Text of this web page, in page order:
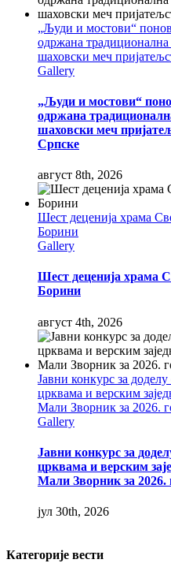
„Људи и мостови“
одржана
шаховски меч
Gallery
„Људи и мостови“
одржана
шаховски меч
Српске
август 8th, 2026
Шест деценија храма
Борини
Gallery
Шест деценија храма
Борини
август 4th, 2026
Јавни конкурс за
црквама и верским
Мали Зворник за 2026.
Gallery
Јавни конкурс за
црквама и верским
Мали Зворник за 2026.
јул 30th, 2026
Категорије вести